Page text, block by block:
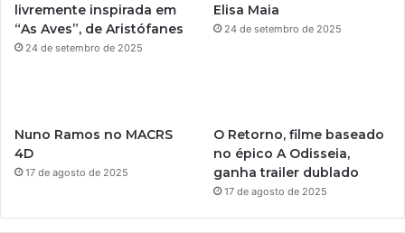
a
livremente inspirada em
“As Aves”, de Aristófanes
24 de setembro de 2025
Elisa Maia
24 de setembro de 2025
Nuno Ramos no MACRS
4D
17 de agosto de 2025
O Retorno, filme baseado
no épico A Odisseia,
ganha trailer dublado
17 de agosto de 2025